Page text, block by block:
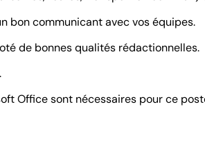
bon communicant avec vos équipes.
de bonnes qualités rédactionnelles.
Office sont nécessaires pour ce